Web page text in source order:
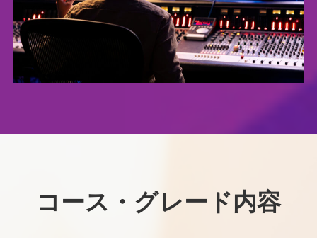
コース・グレード内容